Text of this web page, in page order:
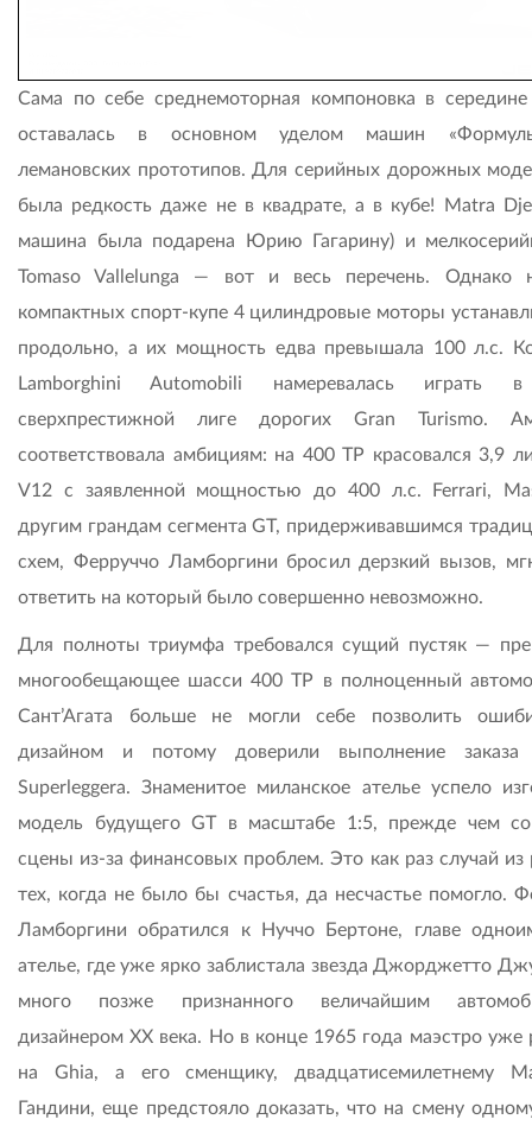
Сама по себе среднемоторная компоновка в
оставалась в основном уделом машин
лемановских прототипов. Для серийных дорожных
была редкость даже не в квадрате, а в кубе! Matra
машина была подарена Юрию Гагарину) и
Tomaso Vallelunga — вот и весь перечень. Однако
компактных спорт-купе 4 цилиндровые моторы
продольно, а их мощность едва превышала 100 л.с.
Lamborghini Automobili намеревалась играть
сверхпрестижной лиге дорогих Gran Turismo.
соответствовала амбициям: на 400 TP красовался 3,9
V12 с заявленной мощностью до 400 л.с. Ferrari,
другим грандам сегмента GT, придерживавшимся
схем, Ферруччо Ламборгини бросил дерзкий вызов,
ответить на который было совершенно невозможно.
Для полноты триумфа требовался сущий пустяк —
многообещающее шасси 400 ТР в полноценный
Сант’Агата больше не могли себе позволить
дизайном и потому доверили выполнение заказа
Superleggera. Знаменитое миланское ателье успело
модель будущего GT в масштабе 1:5, прежде чем
сцены из-за финансовых проблем. Это как раз случай из
тех, когда не было бы счастья, да несчастье помогло.
Ламборгини обратился к Нуччо Бертоне, главе
ателье, где уже ярко заблистала звезда Джорджетто
много позже признанного величайшим
дизайнером ХХ века. Но в конце 1965 года маэстро уже
на Ghia, а его сменщику, двадцатисемилетнему
Гандини, еще предстояло доказать, что на смену